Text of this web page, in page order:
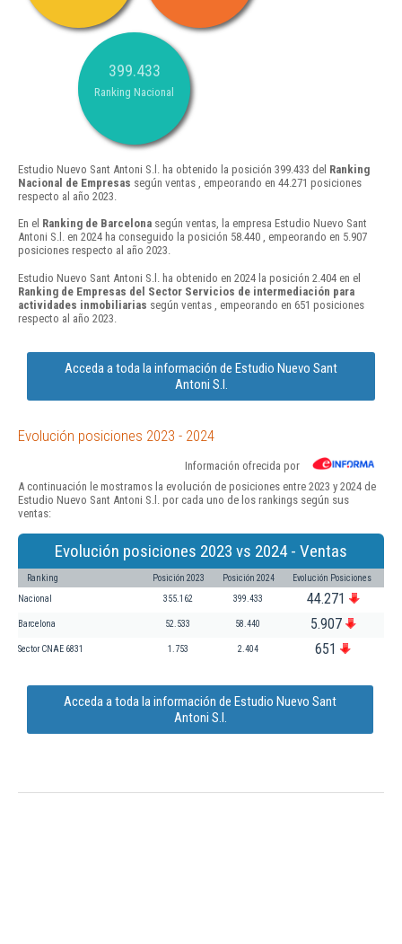
399.433
Ranking Nacional
Estudio Nuevo Sant Antoni S.l. ha obtenido la posición 399.433 del Ranking
Nacional de Empresas según ventas , empeorando en 44.271 posiciones
respecto al año 2023.
En el Ranking de Barcelona según ventas, la empresa Estudio Nuevo Sant
Antoni S.l. en 2024 ha conseguido la posición 58.440 , empeorando en 5.907
posiciones respecto al año 2023.
Estudio Nuevo Sant Antoni S.l. ha obtenido en 2024 la posición 2.404 en el
Ranking de Empresas del Sector Servicios de intermediación para
actividades inmobiliarias según ventas , empeorando en 651 posiciones
respecto al año 2023.
Acceda a toda la información de Estudio Nuevo Sant
Antoni S.l.
Evolución posiciones 2023 - 2024
Información ofrecida por
A continuación le mostramos la evolución de posiciones entre 2023 y 2024 de
Estudio Nuevo Sant Antoni S.l. por cada uno de los rankings según sus
ventas:
Evolución posiciones 2023 vs 2024 - Ventas
Ranking Posición 2023 Posición 2024 Evolución Posiciones
Nacional 355.162 399.433 44.271
Barcelona 52.533 58.440 5.907
Sector CNAE 6831 1.753 2.404 651
Acceda a toda la información de Estudio Nuevo Sant
Antoni S.l.